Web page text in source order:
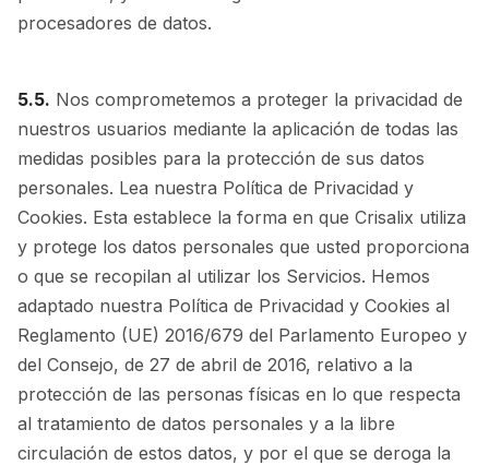
procesadores de datos.
5.5. Nos comprometemos a proteger la privacidad de
nuestros usuarios mediante la aplicación de todas las
medidas posibles para la protección de sus datos
personales. Lea nuestra Política de Privacidad y
Cookies. Esta establece la forma en que Crisalix utiliza
y protege los datos personales que usted proporciona
o que se recopilan al utilizar los Servicios. Hemos
adaptado nuestra Política de Privacidad y Cookies al
Reglamento (UE) 2016/679 del Parlamento Europeo y
del Consejo, de 27 de abril de 2016, relativo a la
protección de las personas físicas en lo que respecta
al tratamiento de datos personales y a la libre
circulación de estos datos, y por el que se deroga la